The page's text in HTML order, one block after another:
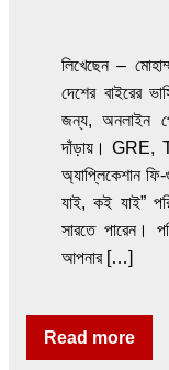
লিখেছেন –
দেশের বাইরের
জন্য, অনলাইন
দাঁড়ায়। GRE,
অ্যাপ্লিকেশান
যাই, কই যাই”
সারতে পারেন।
আপনার […]
Read more